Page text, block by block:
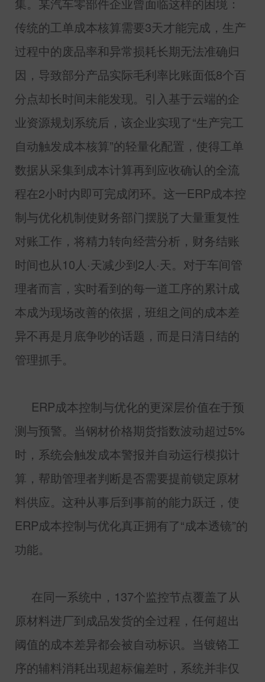
集。某汽车零部件企业曾面临这样的困境：
传统的工单成本核算需要3天才能完成，生产
过程中的废品率和异常损耗长期无法准确归
因，导致部分产品实际毛利率比账面低8个百
分点却长时间未能发现。引入基于云端的企
业资源规划系统后，该企业实现了“生产完工
自动触发成本核算”的轻量化配置，使得工单
数据从采集到成本计算再到应收确认的全流
程在2小时内即可完成闭环。这一ERP成本控
制与优化机制使财务部门摆脱了大量重复性
对账工作，将精力转向经营分析，财务结账
时间也从10人·天减少到2人·天。对于车间管
理者而言，实时看到的每一道工序的累计成
本成为现场改善的依据，班组之间的成本差
异不再是月底争吵的话题，而是日清日结的
管理抓手。
ERP成本控制与优化的更深层价值在于预
测与预警。当钢材价格期货指数波动超过5%
时，系统会触发成本警报并自动运行模拟计
算，帮助管理者判断是否需要提前锁定原材
料供应。这种从事后到事前的能力跃迁，使
ERP成本控制与优化真正拥有了“成本透镜”的
功能。
在同一系统中， 137个监控节点覆盖了从
原材料进厂到成品发货的全过程，任何超出
阈值的成本差异都会被自动标识。当镀铬工
序的辅料消耗出现超标偏差时，系统并非仅